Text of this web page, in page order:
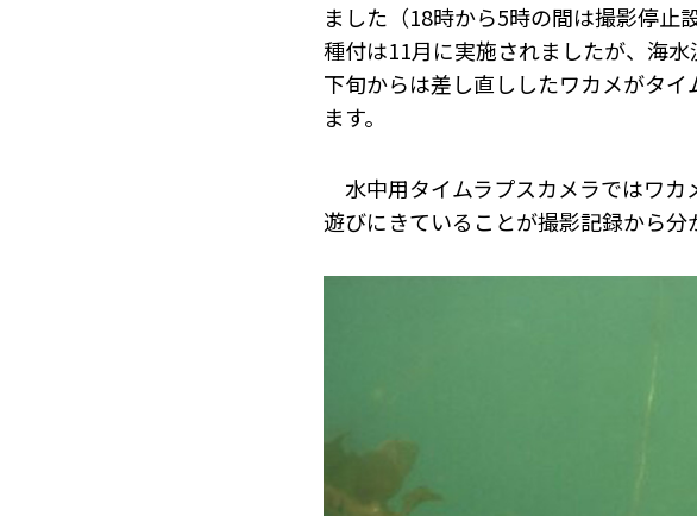
ました（18時から5時の間は撮影停止
種付は11月に実施されましたが、海
下旬からは差し直ししたワカメがタ
ます。
水中用タイムラプスカメラではワカ
遊びにきていることが撮影記録から分